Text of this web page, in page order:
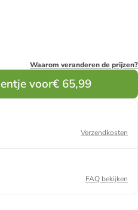
Waarom veranderen de prijzen?
voor€ 65,99
Verzendkosten
FAQ bekijken